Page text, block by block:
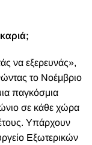
να εξερευνάς»,
το Νοέμβριο
παγκόσμια
σε κάθε χώρα
Υπάρχουν
Εξωτερικών